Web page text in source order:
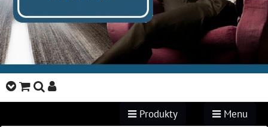
Produkty Menu